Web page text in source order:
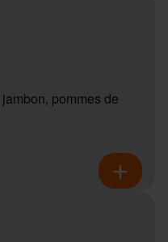
pommes de